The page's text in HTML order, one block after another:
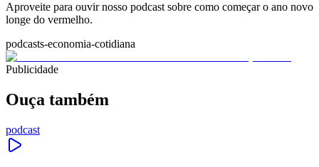
Aproveite para ouvir nosso podcast sobre como começar o ano novo
longe do vermelho.
podcasts-economia-cotidiana
Publicidade
Ouça também
podcast